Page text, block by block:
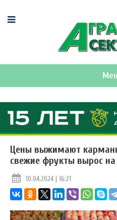
Цены выжимают
свежие фрукты вырос на
10.04.2024 | 16:21